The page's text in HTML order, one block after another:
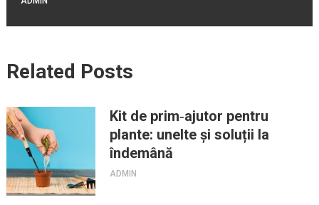
Related Posts
Kit de prim‑ajutor pentru
plante: unelte și soluții la
îndemână
ADMIN